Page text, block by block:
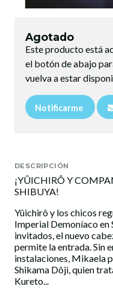
Agotado
Este producto está
el botón de abajo
vuelva a estar
Notificarme
DESCRIPCIÓN
¡YÛICHIRÔ Y
SHIBUYA!
Yûichirô y los chicos
Imperial Demoníaco en
invitados, el nuevo
permite la entrada. Sin
instalaciones, Mikaela
Shikama Dôji, quien
Kureto...